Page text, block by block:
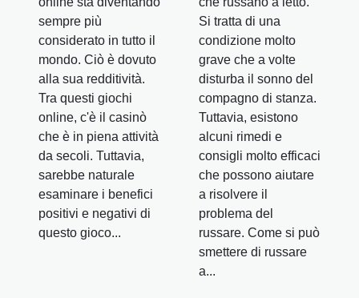
sempre più
considerato in tutto il
mondo. Ciò è dovuto
alla sua redditività.
Tra questi giochi
online, c'è il casinò
che è in piena attività
da secoli. Tuttavia,
sarebbe naturale
esaminare i benefici
positivi e negativi di
questo gioco...
Si tratta di una
condizione molto
grave che a volte
disturba il sonno del
compagno di stanza.
Tuttavia, esistono
alcuni rimedi e
consigli molto efficaci
che possono aiutare
a risolvere il
problema del
russare. Come si può
smettere di russare
a...